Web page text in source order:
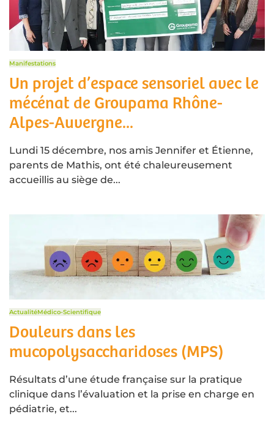
Manifestations
Un projet d’espace sensoriel avec le
mécénat de Groupama Rhône-
Alpes-Auvergne...
Lundi 15 décembre, nos amis Jennifer et Étienne,
parents de Mathis, ont été chaleureusement
accueillis au siège de...
ActualitéMédico-Scientifique
Douleurs dans les
mucopolysaccharidoses (MPS)
Résultats d’une étude française sur la pratique
clinique dans l’évaluation et la prise en charge en
pédiatrie, et...